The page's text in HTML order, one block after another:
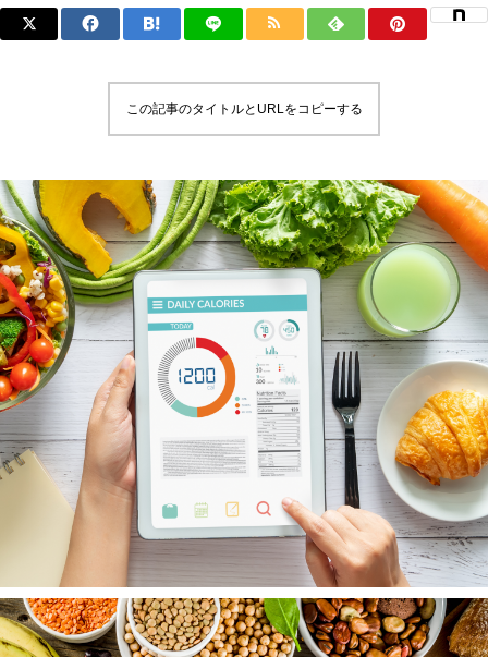
この記事のタイトルとURLをコピーする